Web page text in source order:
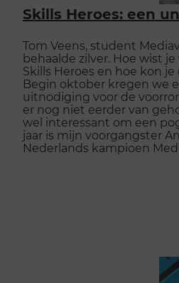
Skills Heroes: een
Tom Veens, student
behaalde zilver. Hoe wist
Skills Heroes en hoe kon
Begin oktober kregen we
uitnodiging voor de
er nog niet eerder van
wel interessant om een
jaar is mijn voorgangster
Nederlands kampioen